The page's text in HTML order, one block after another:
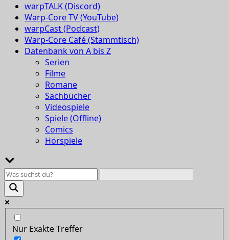
warpTALK (Discord)
Warp-Core TV (YouTube)
warpCast (Podcast)
Warp-Core Café (Stammtisch)
Datenbank von A bis Z
Serien
Filme
Romane
Sachbücher
Videospiele
Spiele (Offline)
Comics
Hörspiele
Nur Exakte Treffer